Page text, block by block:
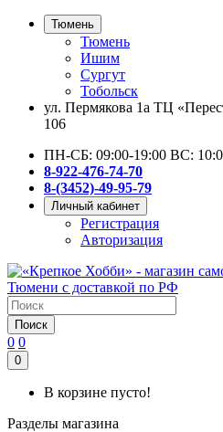
Тюмень
Тюмень
Ишим
Сургут
Тобольск
ул. Пермякова 1а ТЦ
106
ПН-СБ: 09:00-19:00 ВС:
8-922-476-74-70
8-(3452)-49-95-79
Личный кабинет
Регистрация
Авторизация
Поиск
0 0
0
В корзине пусто!
Разделы магазина